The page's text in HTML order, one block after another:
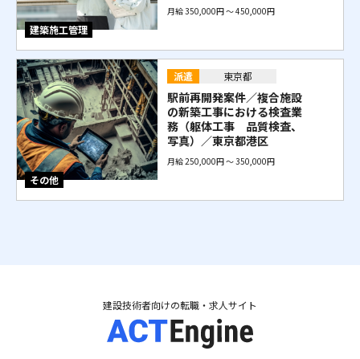
建築施工管理
月給 350,000円 〜 450,000円
その他
派遣 東京都
駅前再開発案件／複合施設
の新築工事における検査業
務（躯体工事 品質検査、
写真）／東京都港区
月給 250,000円 〜 350,000円
建設技術者向けの転職・求人サイト